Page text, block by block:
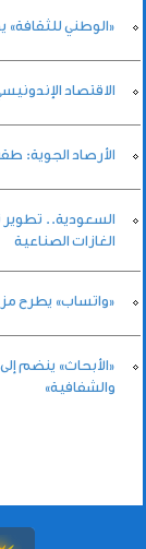
«الوطني للثقافة»
الاقتصاد
الأرصاد الجوية:
السعودية..
الغازات الصناعية
«واتساب» يطرح
«الأبحاث» ينضم
والشفافية»